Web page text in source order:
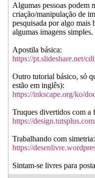
Algumas pessoas podem
criação/manipulação de
pesquisada por algo mais
algumas imagens simples.
Apostila básica:
https://pt.slideshare.net/
Outro tutorial básico, só
estão em inglês):
https://inkscape.org/ko/
Truques divertidos com a
https://
Trabalhando com simetria:
https://
Sintam-se livres para